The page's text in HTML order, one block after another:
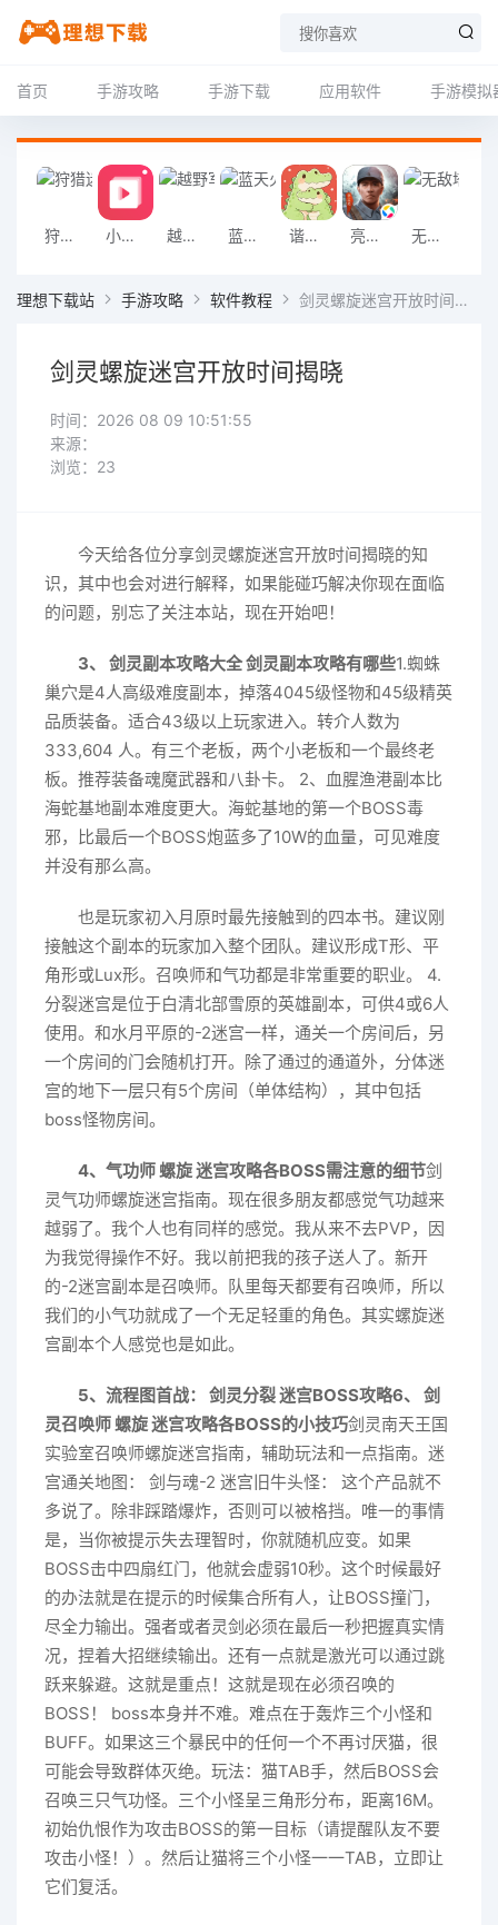
首页 手游攻略 手游下载 应用软件 手游模拟
狩猎迷城恐龙大战游戏 小影记app 越野军事卡车司机游戏 蓝天火龙传奇安卓版 谐音梗游戏 亮剑2026官方版 无敌塔防王游戏
理想下载站 手游攻略 软件教程 剑灵螺旋迷宫开放时间揭晓
剑灵螺旋迷宫开放时间揭晓
时间：2026 08 09 10:51:55
来源：
浏览：23
今天给各位分享剑灵螺旋迷宫开放时间揭晓的知
识，其中也会对进行解释，如果能碰巧解决你现在面临
的问题，别忘了关注本站，现在开始吧！
3、 剑灵副本攻略大全 剑灵副本攻略有哪些1.蜘蛛
巢穴是4人高级难度副本，掉落4045级怪物和45级精英
品质装备。适合43级以上玩家进入。转介人数为
333,604 人。有三个老板，两个小老板和一个最终老
板。推荐装备魂魔武器和八卦卡。 2、血腥渔港副本比
海蛇基地副本难度更大。海蛇基地的第一个BOSS毒
邪，比最后一个BOSS炮蓝多了10W的血量，可见难度
并没有那么高。
也是玩家初入月原时最先接触到的四本书。建议刚
接触这个副本的玩家加入整个团队。建议形成T形、平
角形或Lux形。召唤师和气功都是非常重要的职业。 4.
分裂迷宫是位于白清北部雪原的英雄副本，可供4或6人
使用。和水月平原的-2迷宫一样，通关一个房间后，另
一个房间的门会随机打开。除了通过的通道外，分体迷
宫的地下一层只有5个房间（单体结构），其中包括
boss怪物房间。
4、气功师 螺旋 迷宫攻略各BOSS需注意的细节剑
灵气功师螺旋迷宫指南。现在很多朋友都感觉气功越来
越弱了。我个人也有同样的感觉。我从来不去PVP，因
为我觉得操作不好。我以前把我的孩子送人了。新开
的-2迷宫副本是召唤师。队里每天都要有召唤师，所以
我们的小气功就成了一个无足轻重的角色。其实螺旋迷
宫副本个人感觉也是如此。
5、流程图首战： 剑灵分裂 迷宫BOSS攻略6、 剑
灵召唤师 螺旋 迷宫攻略各BOSS的小技巧剑灵南天王国
实验室召唤师螺旋迷宫指南，辅助玩法和一点指南。迷
宫通关地图： 剑与魂-2 迷宫旧牛头怪： 这个产品就不
多说了。除非踩踏爆炸，否则可以被格挡。唯一的事情
是，当你被提示失去理智时，你就随机应变。如果
BOSS击中四扇红门，他就会虚弱10秒。这个时候最好
的办法就是在提示的时候集合所有人，让BOSS撞门，
尽全力输出。强者或者灵剑必须在最后一秒把握真实情
况，捏着大招继续输出。还有一点就是激光可以通过跳
跃来躲避。这就是重点！这就是现在必须召唤的
BOSS！ boss本身并不难。难点在于轰炸三个小怪和
BUFF。如果这三个暴民中的任何一个不再讨厌猫，很
可能会导致群体灭绝。玩法：猫TAB手，然后BOSS会
召唤三只气功怪。三个小怪呈三角形分布，距离16M。
初始仇恨作为攻击BOSS的第一目标（请提醒队友不要
攻击小怪！）。然后让猫将三个小怪一一TAB，立即让
它们复活。